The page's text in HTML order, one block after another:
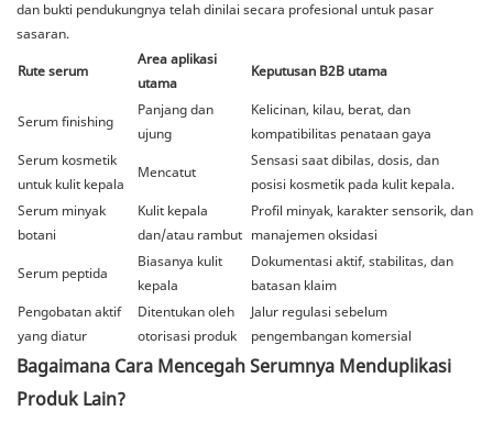
dan bukti pendukungnya telah dinilai secara profesional untuk pasar
sasaran.
Rute serum
Area aplikasi
utama
Keputusan B2B utama
Serum finishing
Panjang dan
ujung
Kelicinan, kilau, berat, dan
kompatibilitas penataan gaya
Serum kosmetik
untuk kulit kepala
Mencatut
Sensasi saat dibilas, dosis, dan
posisi kosmetik pada kulit kepala.
Serum minyak
botani
Kulit kepala
dan/atau rambut
Profil minyak, karakter sensorik, dan
manajemen oksidasi
Serum peptida
Biasanya kulit
kepala
Dokumentasi aktif, stabilitas, dan
batasan klaim
Pengobatan aktif
yang diatur
Ditentukan oleh
otorisasi produk
Jalur regulasi sebelum
pengembangan komersial
Bagaimana Cara Mencegah Serumnya Menduplikasi
Produk Lain?